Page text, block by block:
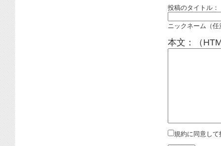
投稿のタイトル：
ニックネーム（任
本文：（
規約に同意して